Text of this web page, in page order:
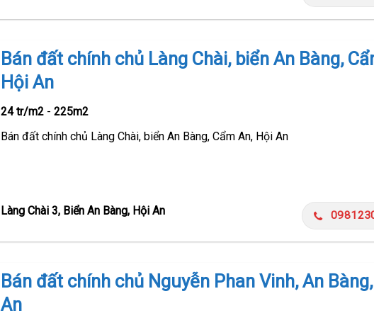
Bán đất chính chủ Làng Chài, biển An Bàng,
Hội An
24 tr/m2 -225m2
Bán đất chính chủ Làng Chài, biển An Bàng, Cẩm An, Hội An
Làng Chài 3, Biển An Bàng, Hội An
Bán đất chính chủ Nguyễn Phan Vinh, An
An